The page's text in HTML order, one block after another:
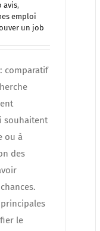
avis,
emploi
un job
comparatif
souhaitent
ou à
des
le